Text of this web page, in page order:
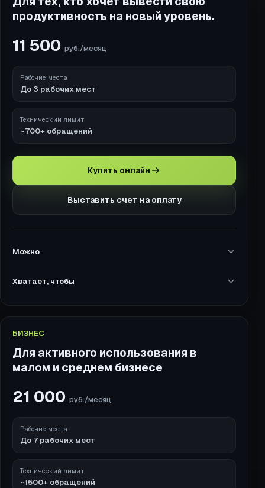
продуктивность на новый уровень.
11 500 руб./месяц
Рабочие места
До 3 рабочих мест
Технический лимит
~700+ обращений
Купить онлайн
Выставить счет на оплату
Можно
Хватает, чтобы
БИЗНЕС
Для активного использования в
малом и среднем бизнесе
21 000 руб./месяц
Рабочие места
До 7 рабочих мест
Технический лимит
~1500+ обращений